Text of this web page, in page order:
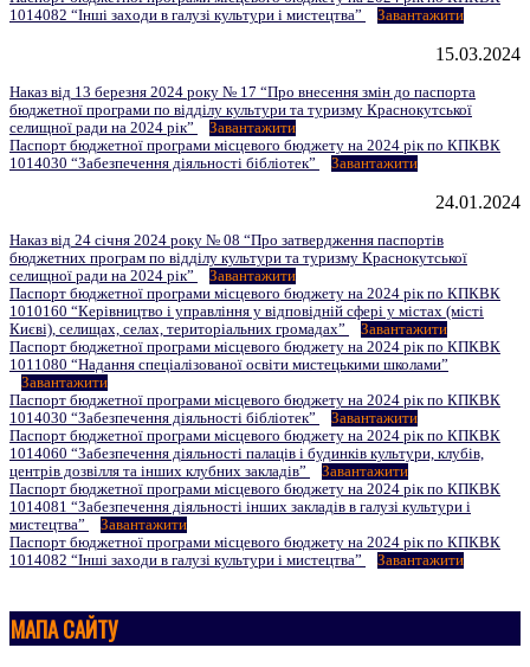
1014082 “Інші заходи в галузі культури і мистецтва”
Завантажити
15.03.2024
Наказ від 13 березня 2024 року № 17 “Про внесення змін до паспорта
бюджетної програми по відділу культури та туризму Краснокутської
селищної ради на 2024 рік”
Завантажити
Паспорт бюджетної програми місцевого бюджету на 2024 рік по КПКВК
1014030 “Забезпечення діяльності бібліотек”
Завантажити
24.01.2024
Наказ від 24 січня 2024 року № 08 “Про затвердження паспортів
бюджетних програм по відділу культури та туризму Краснокутської
селищної ради на 2024 рік”
Завантажити
Паспорт бюджетної програми місцевого бюджету на 2024 рік по КПКВК
1010160 “Керівництво і управління у відповідній сфері у містах (місті
Києві), селищах, селах, територіальних громадах”
Завантажити
Паспорт бюджетної програми місцевого бюджету на 2024 рік по КПКВК
1011080 “Надання спеціалізованої освіти мистецькими школами”
Завантажити
Паспорт бюджетної програми місцевого бюджету на 2024 рік по КПКВК
1014030 “Забезпечення діяльності бібліотек”
Завантажити
Паспорт бюджетної програми місцевого бюджету на 2024 рік по КПКВК
1014060 “Забезпечення діяльності палаців i будинків культури, клубів,
центрів дозвілля та iнших клубних закладів”
Завантажити
Паспорт бюджетної програми місцевого бюджету на 2024 рік по КПКВК
1014081 “Забезпечення діяльності інших закладів в галузі культури і
мистецтва”
Завантажити
Паспорт бюджетної програми місцевого бюджету на 2024 рік по КПКВК
1014082 “Інші заходи в галузі культури і мистецтва”
Завантажити
01-
24
МАПА САЙТУ